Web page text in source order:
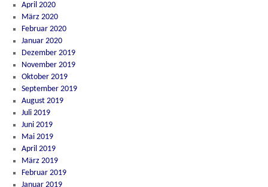
April 2020
März 2020
Februar 2020
Januar 2020
Dezember 2019
November 2019
Oktober 2019
September 2019
August 2019
Juli 2019
Juni 2019
Mai 2019
April 2019
März 2019
Februar 2019
Januar 2019